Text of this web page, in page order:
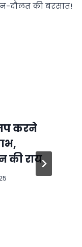
दौलत की बरसात!
जप करने
की राय